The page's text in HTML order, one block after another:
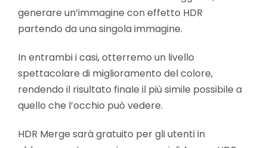
generare un’immagine con effetto HDR
partendo da una singola immagine.
In entrambi i casi, otterremo un livello
spettacolare di miglioramento del colore,
rendendo il risultato finale il più simile possibile a
quello che l’occhio può vedere.
HDR Merge sarà gratuito per gli utenti in